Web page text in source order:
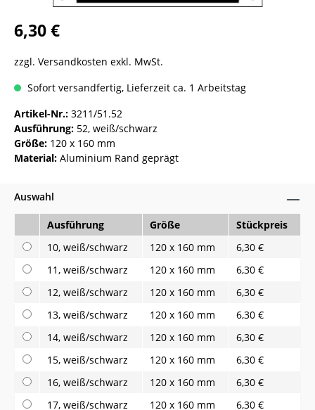
6,30 €
zzgl. Versandkosten exkl. MwSt.
Sofort versandfertig, Lieferzeit ca. 1 Arbeitstag
Artikel-Nr.: 3211/51.52
Ausführung: 52, weiß/schwarz
Größe: 120 x 160 mm
Material: Aluminium Rand geprägt
Auswahl
Ausführung Größe
Stückpreis
10, weiß/schwarz
120 x 160 mm
6,30 €
11, weiß/schwarz
120 x 160 mm
6,30 €
12, weiß/schwarz
120 x 160 mm
6,30 €
13, weiß/schwarz
120 x 160 mm
6,30 €
14, weiß/schwarz
120 x 160 mm
6,30 €
15, weiß/schwarz
120 x 160 mm
6,30 €
16, weiß/schwarz
120 x 160 mm
6,30 €
17, weiß/schwarz
120 x 160 mm
6,30 €